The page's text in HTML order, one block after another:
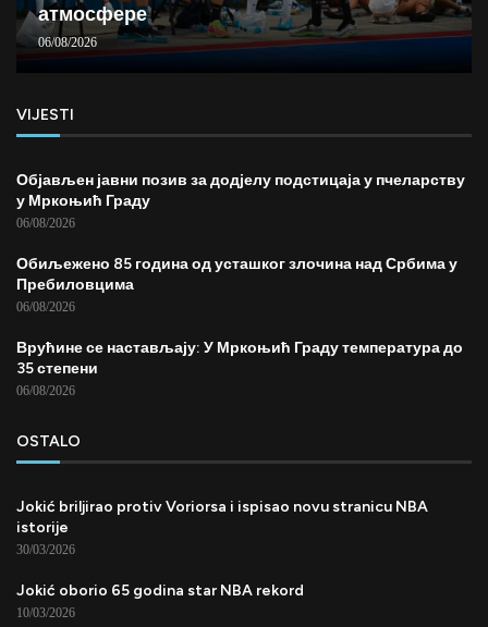
атмосфере
06/08/2026
VIJESTI
Објављен јавни позив за додјелу подстицаја у пчеларству
у Мркоњић Граду
06/08/2026
Обиљежено 85 година од усташког злочина над Србима у
Пребиловцима
06/08/2026
Врућине се настављају: У Мркоњић Граду температура до
35 степени
06/08/2026
OSTALO
Jokić briljirao protiv Voriorsa i ispisao novu stranicu NBA
istorije
30/03/2026
Jokić oborio 65 godina star NBA rekord
10/03/2026